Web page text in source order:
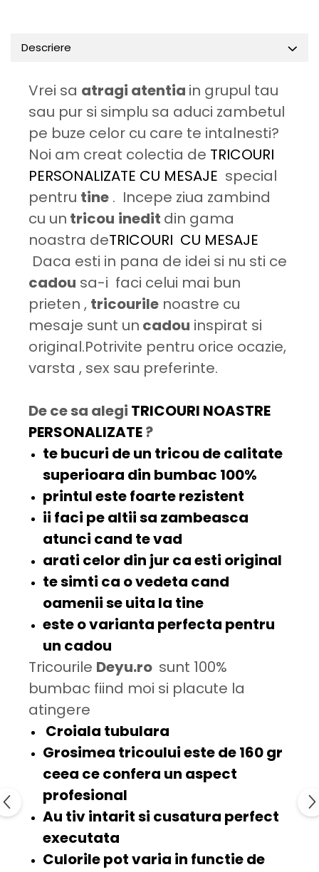
Descriere
Vrei sa atragi atentia in grupul tau
sau pur si simplu sa aduci zambetul
pe buze celor cu care te intalnesti?
Noi am creat colectia de TRICOURI
PERSONALIZATE CU MESAJE special
pentru tine . Incepe ziua zambind
cu un tricou inedit din gama
noastra deTRICOURI CU MESAJE
Daca esti in pana de idei si nu sti ce
cadou sa-i faci celui mai bun
prieten , tricourile noastre cu
mesaje sunt un cadou inspirat si
original.Potrivite pentru orice ocazie,
varsta , sex sau preferinte.
De ce sa alegi TRICOURI NOASTRE
PERSONALIZATE?
te bucuri de un tricou decalitate
superioara din bumbac 100%
printul estefoarte rezistent
ii faci pe altii sa zambeasca
atunci cand te vad
arati celor din jur ca esti original
te simti ca ovedeta cand
oamenii se uita la tine
este o varianta perfecta pentru
un cadou
Tricourile Deyu.ro sunt 100%
bumbac fiind moi si placute la
atingere
Croiala tubulara
Grosimea tricoului este de160 gr
ceea ce confera un aspect
profesional
Au tiv intarit si cusatura perfect
executata
Culorile pot varia in functie de